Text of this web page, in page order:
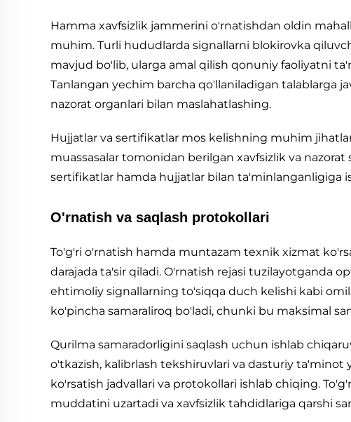
Hamma xavfsizlik jammerini o'rnatishdan oldin
muhim. Turli hududlarda signallarni blokirovka
mavjud bo'lib, ularga amal qilish qonuniy faoliyatni
Tanlangan yechim barcha qo'llaniladigan talablarga
nazorat organlari bilan maslahatlashing.
Hujjatlar va sertifikatlar mos kelishning muhim
muassasalar tomonidan berilgan xavfsizlik va
sertifikatlar hamda hujjatlar bilan ta'minlanganligiga
O'rnatish va saqlash protokollari
To'g'ri o'rnatish hamda muntazam texnik xizmat
darajada ta'sir qiladi. O'rnatish rejasi tuzilayotganda
ehtimoliy signallarning to'siqqa duch kelishi kabi
ko'pincha samaraliroq bo'ladi, chunki bu maksimal
Qurilma samaradorligini saqlash uchun ishlab
o'tkazish, kalibrlash tekshiruvlari va dasturiy
ko'rsatish jadvallari va protokollari ishlab chiqing.
muddatini uzartadi va xavfsizlik tahdidlariga qarshi